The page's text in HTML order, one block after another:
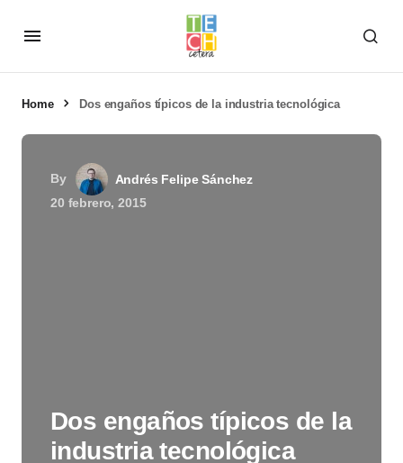
Home Dos engaños típicos de la industria tecnológica
By
Andrés Felipe Sánchez
20 febrero, 2015
Dos engaños típicos de la
industria tecnológica